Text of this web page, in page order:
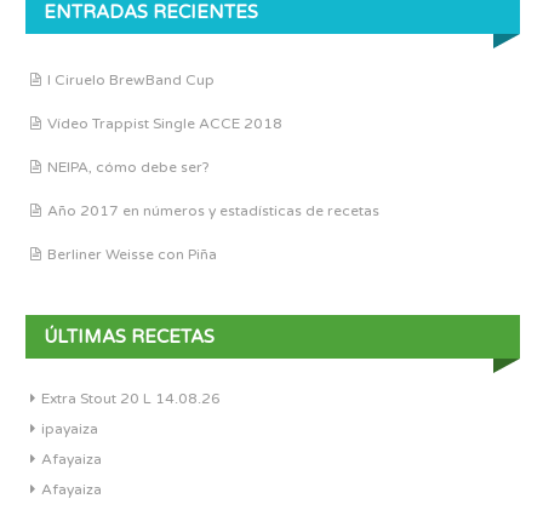
ENTRADAS RECIENTES
I Ciruelo BrewBand Cup
Vídeo Trappist Single ACCE 2018
NEIPA, cómo debe ser?
Año 2017 en números y estadísticas de recetas
Berliner Weisse con Piña
ÚLTIMAS RECETAS
Extra Stout 20 L 14.08.26
ipayaiza
Afayaiza
Afayaiza